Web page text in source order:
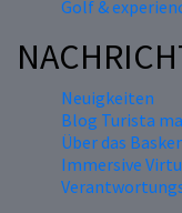
Golf &
Neuigkeiten
Blog Turista
Über das
Immersive